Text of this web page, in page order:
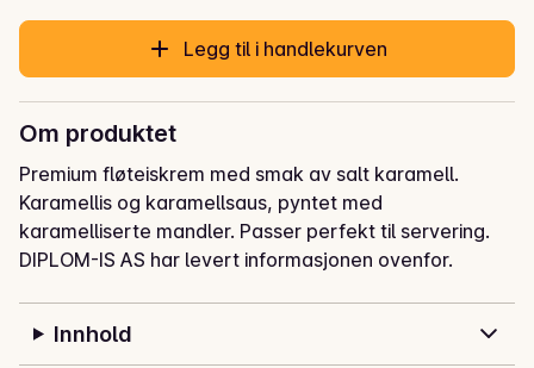
Legg til i handlekurven
Om produktet
Premium fløteiskrem med smak av salt karamell.
Karamellis og karamellsaus, pyntet med
karamelliserte mandler. Passer perfekt til servering.
DIPLOM-IS AS har levert informasjonen ovenfor.
Innhold